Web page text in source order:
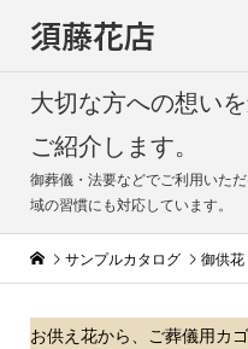
須藤花店
大切な方への想い
ご紹介します。
御葬儀・法要などでご利用いた
域の習慣にも対応しています。
サンプルカタログ 御供花
お供え花から、ご葬儀用カ